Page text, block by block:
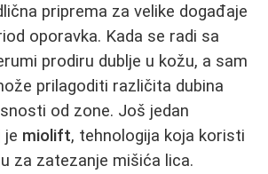
priprema za velike događaje
oporavka. Kada se radi sa
prodiru dublje u kožu, a sam
prilagoditi različita dubina
od zone. Još jedan
je miolift, tehnologija koja koristi
za zatezanje mišića lica.